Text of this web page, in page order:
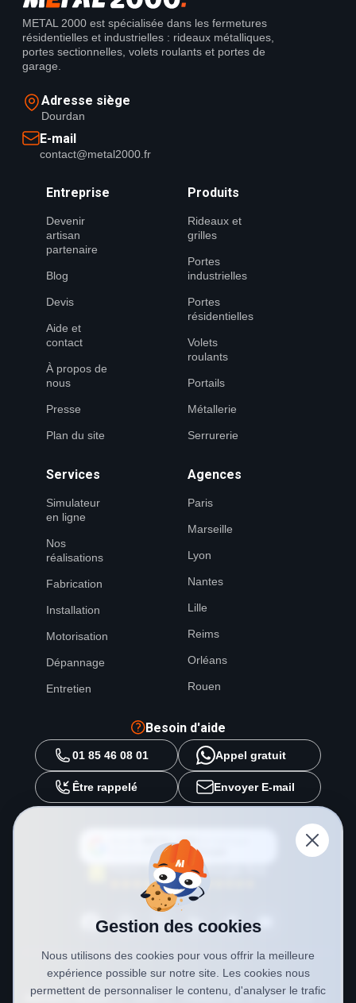
METAL 2000 est spécialisée dans les fermetures
résidentielles et industrielles : rideaux métalliques,
portes sectionnelles, volets roulants et portes de
garage.
Adresse siège
Dourdan
E-mail
contact@metal2000.fr
Entreprise
Devenir
artisan
partenaire
Blog
Devis
Aide et
contact
À propos de
nous
Presse
Plan du site
Produits
Rideaux et
grilles
Portes
industrielles
Portes
résidentielles
Volets
roulants
Portails
Métallerie
Serrurerie
Services
Simulateur
en ligne
Nos
réalisations
Fabrication
Installation
Motorisation
Dépannage
Entretien
Agences
Paris
Marseille
Lyon
Nantes
Lille
Reims
Orléans
Rouen
Besoin d'aide
01 85 46 08 01 Appel gratuit
Être rappelé Envoyer E-mail
METAL 2000
source préférée surGoogle
Mentions légales CGV Politique de confidentialité
Gestion des cookies
Nous utilisons des cookies pour vous offrir la meilleure
expérience possible sur notre site. Les cookies nous
permettent de personnaliser le contenu, d'analyser le trafic